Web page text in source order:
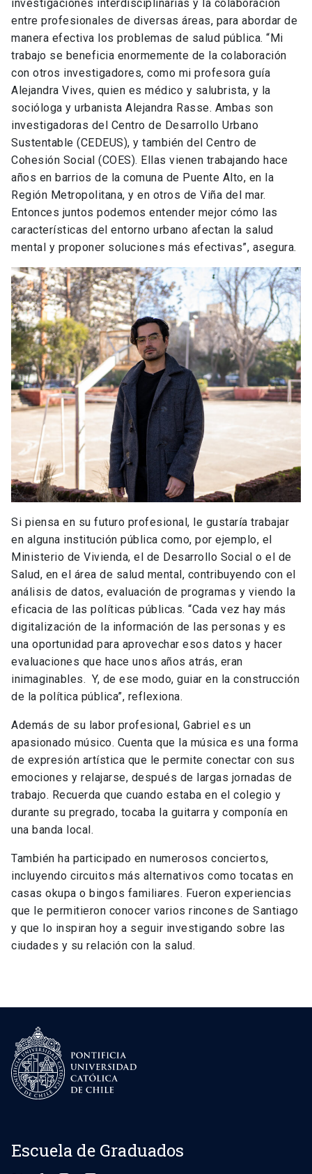
investigaciones interdisciplinarias y la colaboración
entre profesionales de diversas áreas, para abordar de
manera efectiva los problemas de salud pública. “Mi
trabajo se beneficia enormemente de la colaboración
con otros investigadores, como mi profesora guía
Alejandra Vives, quien es médico y salubrista, y la
socióloga y urbanista Alejandra Rasse. Ambas son
investigadoras del Centro de Desarrollo Urbano
Sustentable (CEDEUS), y también del Centro de
Cohesión Social (COES). Ellas vienen trabajando hace
años en barrios de la comuna de Puente Alto, en la
Región Metropolitana, y en otros de Viña del mar.
Entonces juntos podemos entender mejor cómo las
características del entorno urbano afectan la salud
mental y proponer soluciones más efectivas”, asegura.
Si piensa en su futuro profesional, le gustaría trabajar
en alguna institución pública como, por ejemplo, el
Ministerio de Vivienda, el de Desarrollo Social o el de
Salud, en el área de salud mental, contribuyendo con el
análisis de datos, evaluación de programas y viendo la
eficacia de las políticas públicas. “Cada vez hay más
digitalización de la información de las personas y es
una oportunidad para aprovechar esos datos y hacer
evaluaciones que hace unos años atrás, eran
inimaginables. Y, de ese modo, guiar en la construcción
de la política pública”, reflexiona.
Además de su labor profesional, Gabriel es un
apasionado músico. Cuenta que la música es una forma
de expresión artística que le permite conectar con sus
emociones y relajarse, después de largas jornadas de
trabajo. Recuerda que cuando estaba en el colegio y
durante su pregrado, tocaba la guitarra y componía en
una banda local.
También ha participado en numerosos conciertos,
incluyendo circuitos más alternativos como tocatas en
casas okupa o bingos familiares. Fueron experiencias
que le permitieron conocer varios rincones de Santiago
y que lo inspiran hoy a seguir investigando sobre las
ciudades y su relación con la salud.
Escuela de Graduados